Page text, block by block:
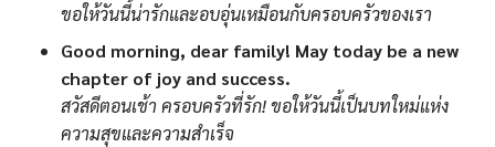
ขอให้วันนี้น่ารักและอบอุ่นเหมือนกับครอบครัวของเรา
Good morning, dear family! May today be a new
chapter of joy and success.
สวัสดีตอนเช้า ครอบครัวที่รัก! ขอให้วันนี้เป็นบทใหม่แห่ง
ความสุขและความสำเร็จ